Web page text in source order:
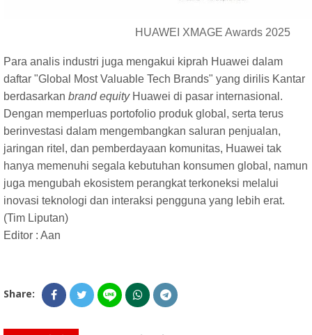
HUAWEI XMAGE Awards 2025
Para analis industri juga mengakui kiprah Huawei dalam
daftar "Global Most Valuable Tech Brands" yang dirilis Kantar
berdasarkan brand equity Huawei di pasar internasional.
Dengan memperluas portofolio produk global, serta terus
berinvestasi dalam mengembangkan saluran penjualan,
jaringan ritel, dan pemberdayaan komunitas, Huawei tak
hanya memenuhi segala kebutuhan konsumen global, namun
juga mengubah ekosistem perangkat terkoneksi melalui
inovasi teknologi dan interaksi pengguna yang lebih erat.
(Tim Liputan)
Editor : Aan
Share: